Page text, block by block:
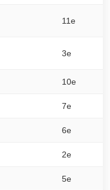
11e
3e
10e
7e
6e
2e
5e